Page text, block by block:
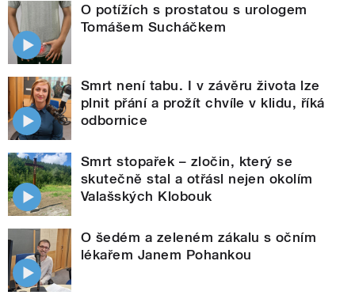
O potížích s prostatou s urologem
Tomášem Sucháčkem
Smrt není tabu. I v závěru života lze
plnit přání a prožít chvíle v klidu, říká
odbornice
Smrt stopařek – zločin, který se
skutečně stal a otřásl nejen okolím
Valašských Klobouk
O šedém a zeleném zákalu s očním
lékařem Janem Pohankou